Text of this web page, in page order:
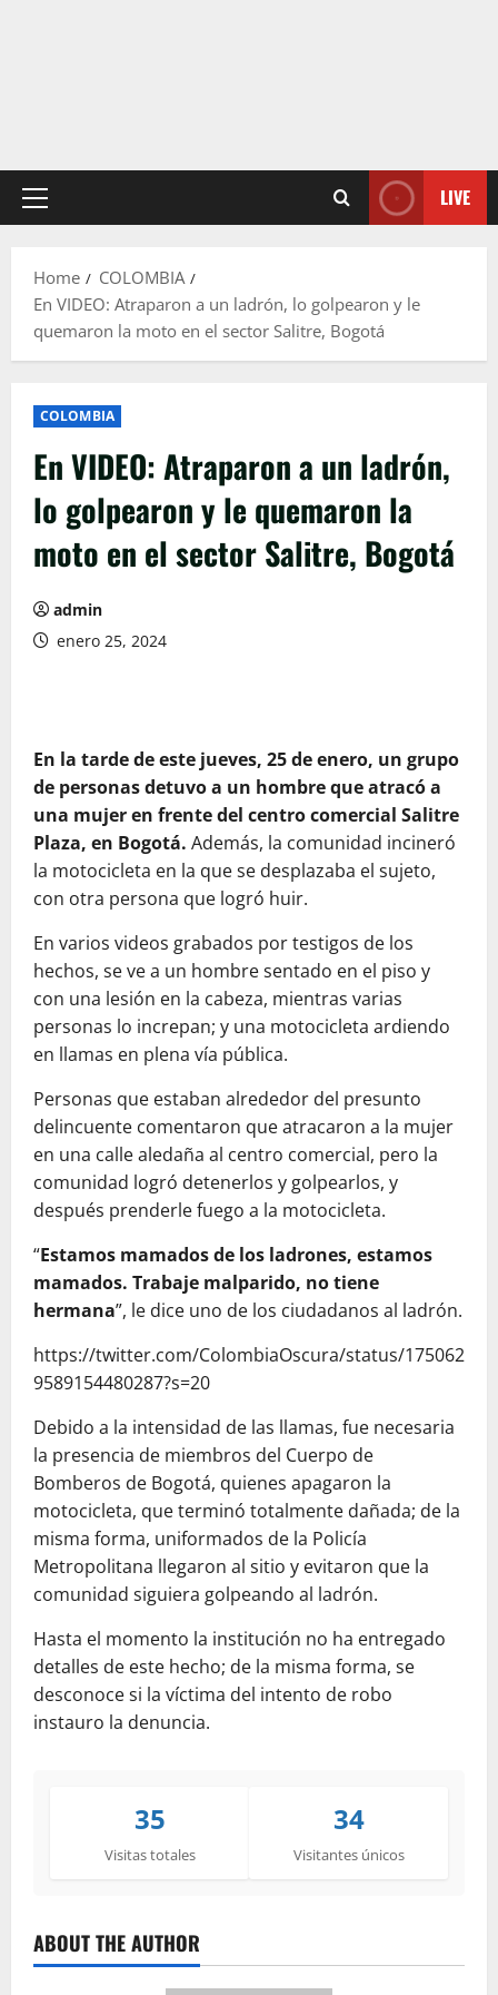
Primary
LIVE
Home
COLOMBIA
En VIDEO: Atraparon a un ladrón, lo golpearon y le
quemaron la moto en el sector Salitre, Bogotá
COLOMBIA
En VIDEO: Atraparon a un ladrón,
lo golpearon y le quemaron la
moto en el sector Salitre, Bogotá
admin
enero 25, 2024
En la tarde de este jueves, 25 de enero, un grupo
de personas detuvo a un hombre que atracó a
una mujer en frente del centro comercial Salitre
Plaza, en Bogotá. Además, la comunidad incineró
la motocicleta en la que se desplazaba el sujeto,
con otra persona que logró huir.
En varios videos grabados por testigos de los
hechos, se ve a un hombre sentado en el piso y
con una lesión en la cabeza, mientras varias
personas lo increpan; y una motocicleta ardiendo
en llamas en plena vía pública.
Personas que estaban alrededor del presunto
delincuente comentaron que atracaron a la mujer
en una calle aledaña al centro comercial, pero la
comunidad logró detenerlos y golpearlos, y
después prenderle fuego a la motocicleta.
“Estamos mamados de los ladrones, estamos
mamados. Trabaje malparido, no tiene
hermana”, le dice uno de los ciudadanos al ladrón.
https://twitter.com/ColombiaOscura/status/175062
9589154480287?s=20
Debido a la intensidad de las llamas, fue necesaria
la presencia de miembros del Cuerpo de
Bomberos de Bogotá, quienes apagaron la
motocicleta, que terminó totalmente dañada; de la
misma forma, uniformados de la Policía
Metropolitana llegaron al sitio y evitaron que la
comunidad siguiera golpeando al ladrón.
Hasta el momento la institución no ha entregado
detalles de este hecho; de la misma forma, se
desconoce si la víctima del intento de robo
instauro la denuncia.
35
Visitas totales
34
Visitantes únicos
ABOUT THE AUTHOR